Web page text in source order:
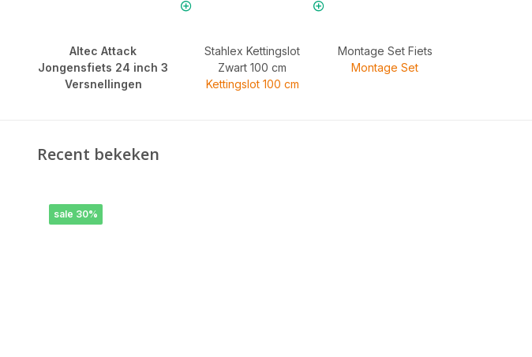
Altec Attack
Jongensfiets 24 inch 3
Versnellingen
Stahlex Kettingslot
Zwart 100 cm
Kettingslot 100 cm
Montage Set Fiets
Montage Set
Recent bekeken
sale 30%